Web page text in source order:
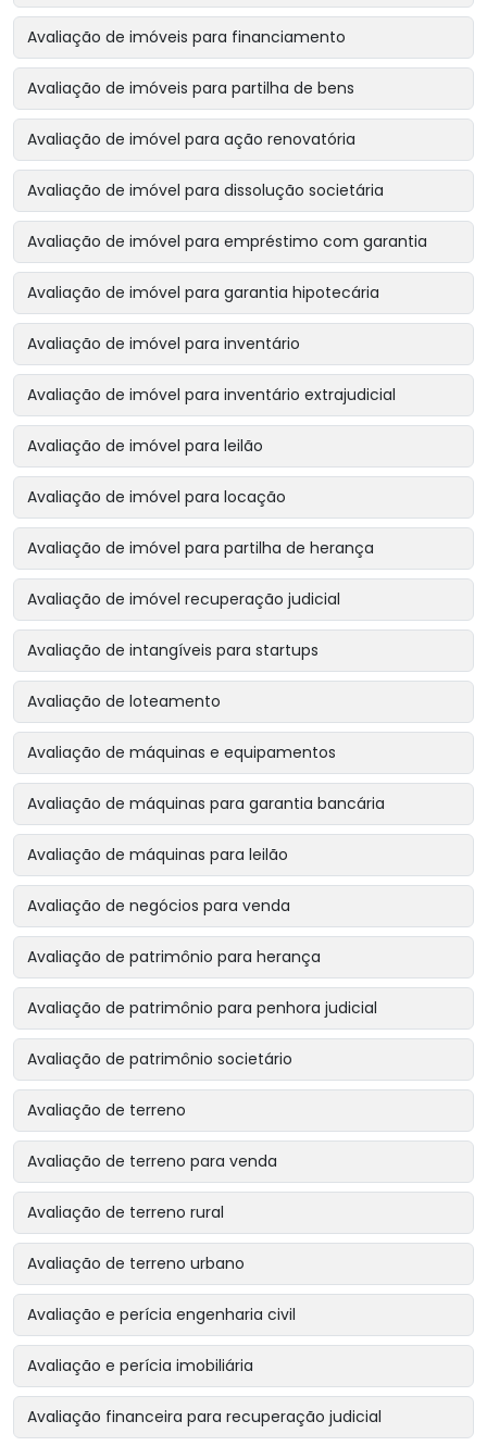
Avaliação de imóveis para financiamento
Avaliação de imóveis para partilha de bens
Avaliação de imóvel para ação renovatória
Avaliação de imóvel para dissolução societária
Avaliação de imóvel para empréstimo com garantia
Avaliação de imóvel para garantia hipotecária
Avaliação de imóvel para inventário
Avaliação de imóvel para inventário extrajudicial
Avaliação de imóvel para leilão
Avaliação de imóvel para locação
Avaliação de imóvel para partilha de herança
Avaliação de imóvel recuperação judicial
Avaliação de intangíveis para startups
Avaliação de loteamento
Avaliação de máquinas e equipamentos
Avaliação de máquinas para garantia bancária
Avaliação de máquinas para leilão
Avaliação de negócios para venda
Avaliação de patrimônio para herança
Avaliação de patrimônio para penhora judicial
Avaliação de patrimônio societário
Avaliação de terreno
Avaliação de terreno para venda
Avaliação de terreno rural
Avaliação de terreno urbano
Avaliação e perícia engenharia civil
Avaliação e perícia imobiliária
Avaliação financeira para recuperação judicial